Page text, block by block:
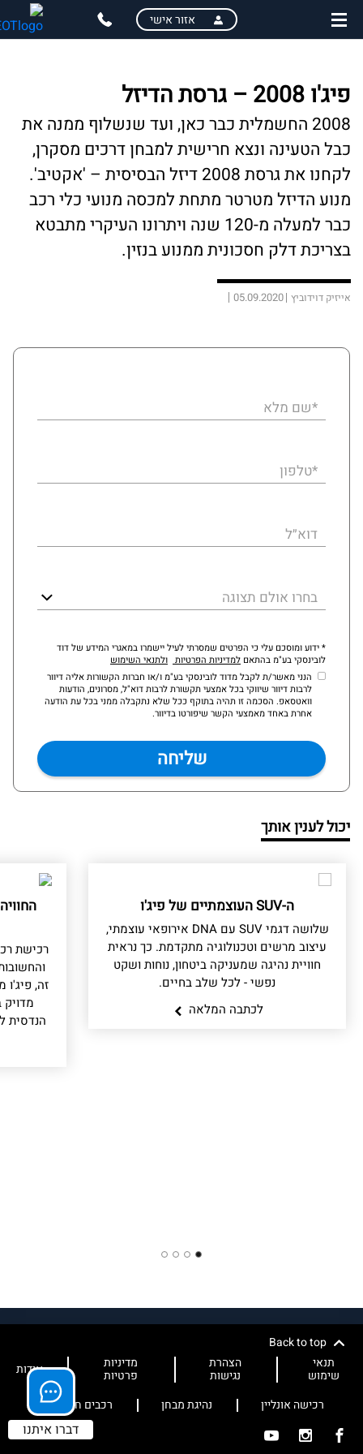
skip
skip
אזור אישי
פיג'ו 2008 – גרסת הדיזל
2008 החשמלית כבר כאן, ועד שנשלוף ממנה את
כבל הטעינה ונצא חרישית למבחן דרכים מסקרן,
לקחנו את גרסת 2008 דיזל הבסיסית – 'אקטיב'.
מנוע הדיזל מטרטר מתחת למכסה מנועי כלי רכב
כבר למעלה מ-120 שנה ויתרונו העיקרי מתבטא
בצריכת דלק חסכונית ממנוע בנזין.
אייזיק דוידוביץ 05.09.2020
*שם מלא
*טלפון
דוא״ל
בחרו אולם תצוגה
* ידוע ומוסכם עלי כי הפרטים שמסרתי לעיל יישמרו במאגרי המידע של דוד
לובינסקי בע"מ בהתאםלמדיניות הפרטיות ולתנאי השימוש
הנני מאשר/ת לקבל מדוד לובינסקי בע"מ ו/או חברות הקשורות אליה דיוור
לרבות דיוור שיווקי בכל אמצעי תקשורת לרבות דוא"ל, מסרונים, הודעות
וואטסאפ. הסכמה זו תהיה בתוקף ככל שלא נתקבלה ממני בכל עת הודעה
אחרת באחד מאמצעי הקשר שיפורטו בדיוור.
יכול לענין אותך
ה-SUV העוצמתיים של פיג'ו
שלושה דגמי SUV עם DNA אירופאי עוצמתי,
עיצוב מרשים וטכנולוגיה מתקדמת. כך נראית
חוויית נהיגה שמעניקה ביטחון, נוחות ושקט
נפשי - לכל שלב בחיים.
לכתבה המלאה
רכישת
זה,
מדויק
הנדסית
1
2
3
4
Back to top
תנאי
שימוש
הצהרת
נגישות
מדיניות
פרטיות אודות
רכישה אונליין נהיגת מבחן רכבים חשמליים
דברו איתנו